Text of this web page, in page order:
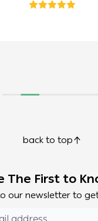
back to top
The First to
our newsletter to